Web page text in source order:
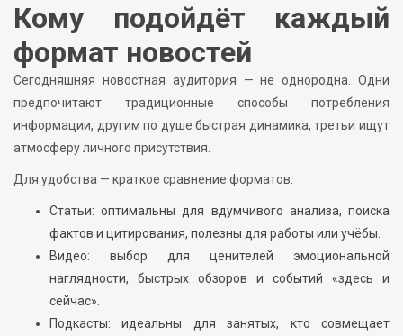
Кому подойдёт каждый
формат новостей
Сегодняшняя новостная аудитория — не однородна. Одни
предпочитают традиционные способы потребления
информации, другим по душе быстрая динамика, третьи ищут
атмосферу личного присутствия.
Для удобства — краткое сравнение форматов:
Статьи: оптимальны для вдумчивого анализа, поиска
фактов и цитирования, полезны для работы или учёбы.
Видео: выбор для ценителей эмоциональной
наглядности, быстрых обзоров и событий «здесь и
сейчас».
Подкасты: идеальны для занятых, кто совмещает